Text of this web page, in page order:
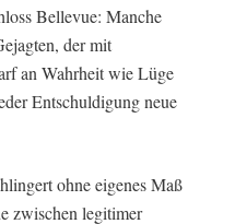
Bellevue: Manche
der mit
an Wahrheit wie Lüge
Entschuldigung neue
ohne eigenes Maß
zwischen legitimer